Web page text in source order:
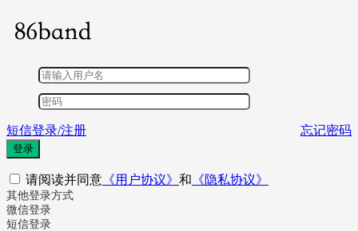
短信登录/注册 忘记密码
登录
请阅读并同意 《用户协议》 和 《隐私协议》
其他登录方式
微信登录
短信登录